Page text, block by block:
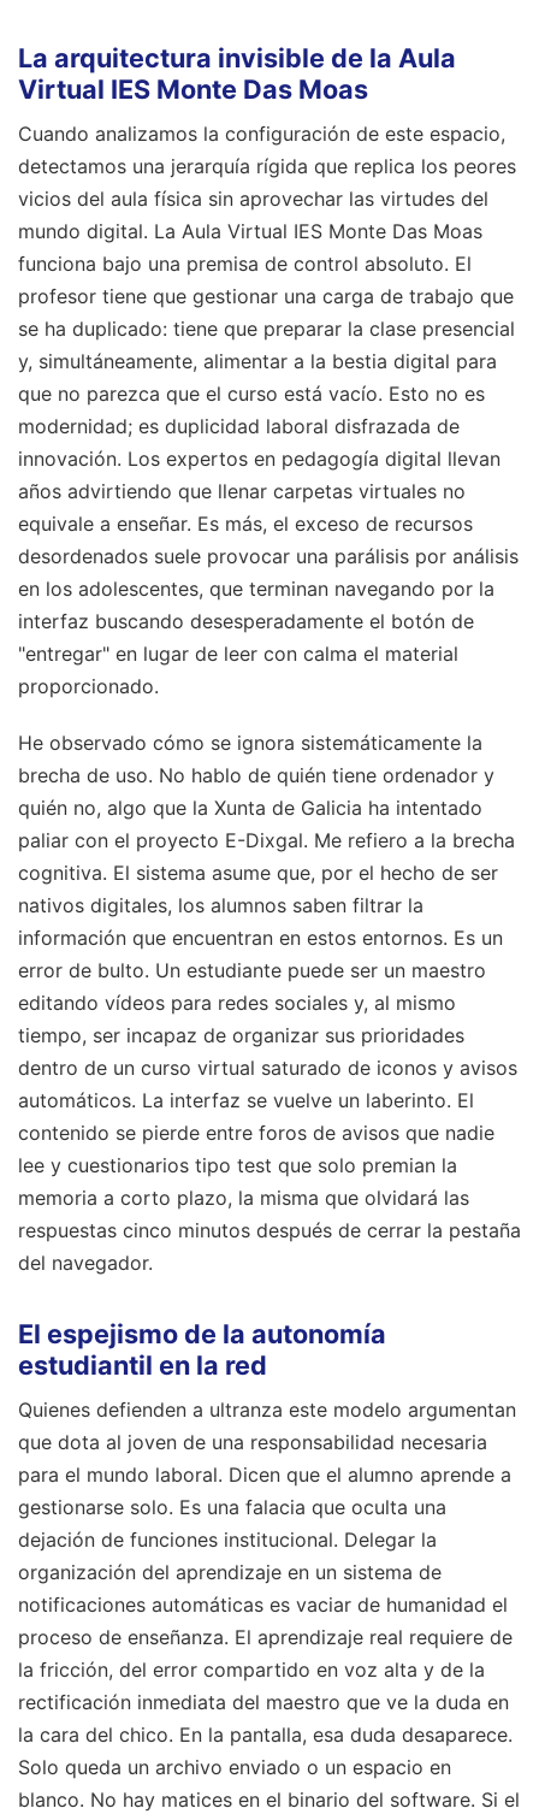
La arquitectura invisible de la Aula
Virtual IES Monte Das Moas
Cuando analizamos la configuración de este espacio,
detectamos una jerarquía rígida que replica los peores
vicios del aula física sin aprovechar las virtudes del
mundo digital. La Aula Virtual IES Monte Das Moas
funciona bajo una premisa de control absoluto. El
profesor tiene que gestionar una carga de trabajo que
se ha duplicado: tiene que preparar la clase presencial
y, simultáneamente, alimentar a la bestia digital para
que no parezca que el curso está vacío. Esto no es
modernidad; es duplicidad laboral disfrazada de
innovación. Los expertos en pedagogía digital llevan
años advirtiendo que llenar carpetas virtuales no
equivale a enseñar. Es más, el exceso de recursos
desordenados suele provocar una parálisis por análisis
en los adolescentes, que terminan navegando por la
interfaz buscando desesperadamente el botón de
"entregar" en lugar de leer con calma el material
proporcionado.
He observado cómo se ignora sistemáticamente la
brecha de uso. No hablo de quién tiene ordenador y
quién no, algo que la Xunta de Galicia ha intentado
paliar con el proyecto E-Dixgal. Me refiero a la brecha
cognitiva. El sistema asume que, por el hecho de ser
nativos digitales, los alumnos saben filtrar la
información que encuentran en estos entornos. Es un
error de bulto. Un estudiante puede ser un maestro
editando vídeos para redes sociales y, al mismo
tiempo, ser incapaz de organizar sus prioridades
dentro de un curso virtual saturado de iconos y avisos
automáticos. La interfaz se vuelve un laberinto. El
contenido se pierde entre foros de avisos que nadie
lee y cuestionarios tipo test que solo premian la
memoria a corto plazo, la misma que olvidará las
respuestas cinco minutos después de cerrar la pestaña
del navegador.
El espejismo de la autonomía
estudiantil en la red
Quienes defienden a ultranza este modelo argumentan
que dota al joven de una responsabilidad necesaria
para el mundo laboral. Dicen que el alumno aprende a
gestionarse solo. Es una falacia que oculta una
dejación de funciones institucional. Delegar la
organización del aprendizaje en un sistema de
notificaciones automáticas es vaciar de humanidad el
proceso de enseñanza. El aprendizaje real requiere de
la fricción, del error compartido en voz alta y de la
rectificación inmediata del maestro que ve la duda en
la cara del chico. En la pantalla, esa duda desaparece.
Solo queda un archivo enviado o un espacio en
blanco. No hay matices en el binario del software. Si el